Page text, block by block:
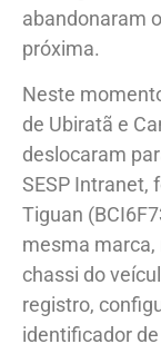
conseguindo
abandonaram
Neste
de Ubiratã e
deslocaram
SESP Intranet,
Tiguan
mesma
chassi do
registro,